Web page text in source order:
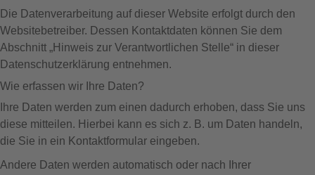
Die Datenverarbeitung auf dieser Website erfolgt durch den
Websitebetreiber. Dessen Kontaktdaten können Sie dem
Abschnitt „Hinweis zur Verantwortlichen Stelle“ in dieser
Datenschutzerklärung entnehmen.
Wie erfassen wir Ihre Daten?
Ihre Daten werden zum einen dadurch erhoben, dass Sie uns
diese mitteilen. Hierbei kann es sich z. B. um Daten handeln,
die Sie in ein Kontaktformular eingeben.
Andere Daten werden automatisch oder nach Ihrer